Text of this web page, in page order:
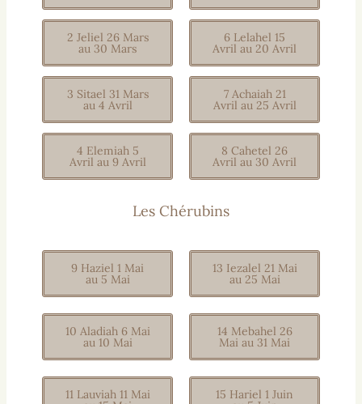
2 Jeliel 26 Mars
au 30 Mars
3 Sitael 31 Mars
au 4 Avril
4 Elemiah 5
Avril au 9 Avril
6 Lelahel 15
Avril au 20 Avril
7 Achaiah 21
Avril au 25 Avril
8 Cahetel 26
Avril au 30 Avril
Les Chérubins
9 Haziel 1 Mai
au 5 Mai
10 Aladiah 6 Mai
au 10 Mai
11 Lauviah 11 Mai
13 Iezalel 21 Mai
au 25 Mai
14 Mebahel 26
Mai au 31 Mai
15 Hariel 1 Juin